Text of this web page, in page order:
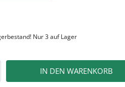
Nur 3 auf Lager
IN DEN WARENKORB